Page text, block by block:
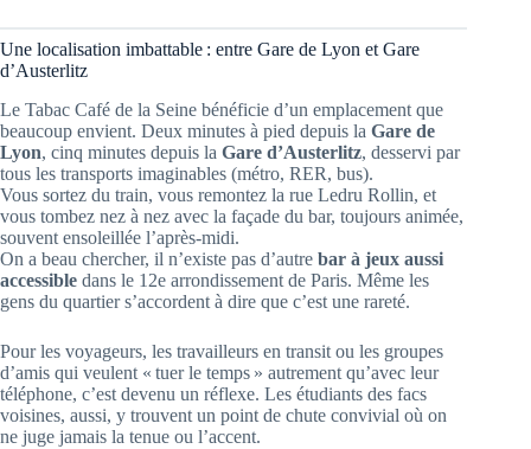
Une localisation imbattable : entre Gare de Lyon et Gare
d’Austerlitz
Le Tabac Café de la Seine bénéficie d’un emplacement que
beaucoup envient. Deux minutes à pied depuis la Gare de
Lyon, cinq minutes depuis la Gare d’Austerlitz, desservi par
tous les transports imaginables (métro, RER, bus).
Vous sortez du train, vous remontez la rue Ledru Rollin, et
vous tombez nez à nez avec la façade du bar, toujours animée,
souvent ensoleillée l’après-midi.
On a beau chercher, il n’existe pas d’autre bar à jeux aussi
accessible dans le 12e arrondissement de Paris. Même les
gens du quartier s’accordent à dire que c’est une rareté.
Pour les voyageurs, les travailleurs en transit ou les groupes
d’amis qui veulent « tuer le temps » autrement qu’avec leur
téléphone, c’est devenu un réflexe. Les étudiants des facs
voisines, aussi, y trouvent un point de chute convivial où on
ne juge jamais la tenue ou l’accent.